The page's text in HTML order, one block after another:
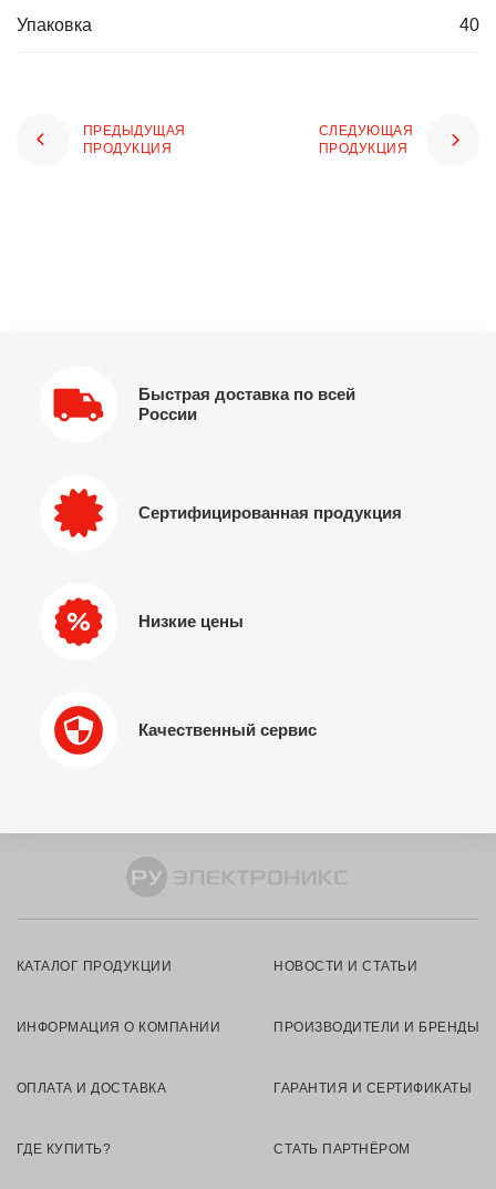
Упаковка 40
ПРЕДЫДУЩАЯ
ПРОДУКЦИЯ
СЛЕДУЮЩАЯ
ПРОДУКЦИЯ
Быстрая доставка по всей
России
Сертифицированная продукция
Низкие цены
Качественный сервис
КАТАЛОГ ПРОДУКЦИИ НОВОСТИ И СТАТЬИ
ИНФОРМАЦИЯ О КОМПАНИИ ПРОИЗВОДИТЕЛИ И БРЕНДЫ
ОПЛАТА И ДОСТАВКА ГАРАНТИЯ И СЕРТИФИКАТЫ
ГДЕ КУПИТЬ? СТАТЬ ПАРТНЁРОМ